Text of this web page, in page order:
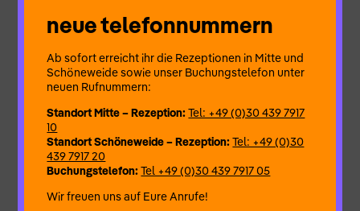
die Nachbarn einen Psychokrieg, der schließlich entgleist. Wie
gut kennen Sie ihre Nachbarn? Jung, frech, beunruhigend –
Hitchcock könnte Pate gestanden haben!
Ein Zweipersonenstück, das mit dem Ungewissen und
Andeutungen nur so spielt und den Zuschauer mitnimmt in die
diffuse Erwartung eines ungeahnten Ereignisses. Ein Stück,
das ins Genre des Kammerspiels passt, dem Schauspiel im
intimen Raum, das seinen Schwerpunkt auf die Wirkung der
Gespräche zwischen den Figuren legt.
Der kanadische Dramatiker Jason Hall hat hier ein besonderes
Stück geschrieben, das 2011 in London uraufgeführt wurde.
Das Stück fesselte die Zuschauer von Anfang bis Ende. Kam
neue telefonnummern
Ab sofort erreicht ihr die Rezeptionen in Mitte und
Schöneweide sowie unser Buchungstelefon unter
neuen Rufnummern:
Standort Mitte – Rezeption:Tel: +49 (0)30 439 7917
10
Standort Schöneweide – Rezeption:Tel: +49 (0)30
439 7917 20
Buchungstelefon:Tel +49 (0)30 439 7917 05
Wir freuen uns auf Eure Anrufe!